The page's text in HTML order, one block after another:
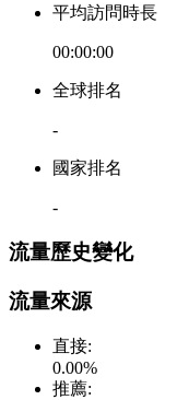
平均訪問時長
00:00:00
全球排名
-
國家排名
-
流量歷史變化
流量來源
直接:
0.00%
推薦: